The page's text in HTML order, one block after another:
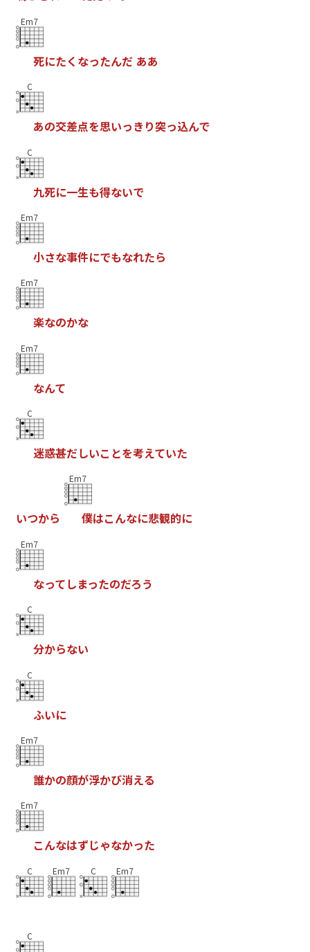
Em7
死にたく なったんだ ああ
C
あの交差点を思いっき り突っ込んで
C
九死に一生も得ないで
Em7
小さな事件にでもなれたら
Em7
楽なのかな
Em7
なんて
C
迷惑甚だしいこ とを考えていた
いつから
Em7
僕はこんなに悲観的に
Em7
なってしまったのだろう
C
分からない
C
ふいに
Em7
誰かの顔が浮かび消える
Em7
こんなはずじゃなかった
C Em7 C Em7
C